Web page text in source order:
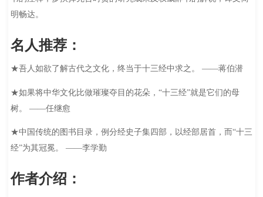
明畅达。
名人推荐：
★吾人如欲了解古代之文化，终当于十三经中求之。 ——蒋伯潜
★如果将中华文化比做璀璨夺目的花朵，“十三经”就是它们的母
树。 ——任继愈
★中国传统的图书目录，例分经史子集四部，以经部居首，而“十三
经”为其冠冕。 ——李学勤
作者介绍：